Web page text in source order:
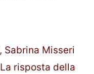
Sabrina Misseri
risposta della